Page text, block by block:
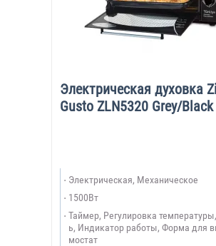
Электрическая духовка
Gusto ZLN5320 Grey/Black
Электрическая, Механическое
1500Вт
Таймер, Регулировка
ь, Индикатор работы, Форма для
мостат